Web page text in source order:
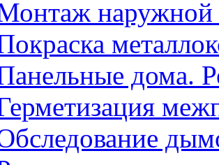
наружной
дома.